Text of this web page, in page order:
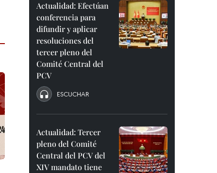
Actualidad: Efectúan
conferencia para
difundir y aplicar
resoluciones del
tercer pleno del
Comité Central del
PCV
ESCUCHAR
Actualidad: Tercer
pleno del Comité
Central del PCV del
XIV mandato tiene